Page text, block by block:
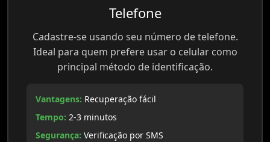
Telefone
Cadastre-se usando seu número de telefone.
Ideal para quem prefere usar o celular como
principal método de identificação.
Vantagens: Recuperação fácil
Tempo: 2-3 minutos
Segurança: Verificação por SMS